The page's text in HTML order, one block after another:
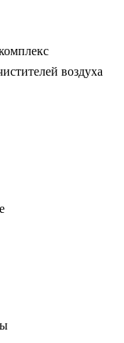
воздуха